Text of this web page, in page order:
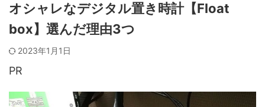
オシャレなデジタル置き時計【Float
box】選んだ理由3つ
2023年1月1日
PR